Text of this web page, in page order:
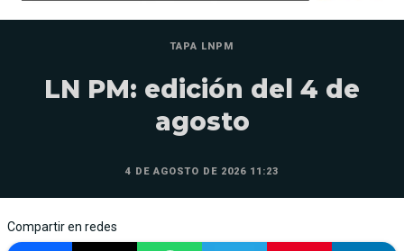
TAPA LNPM
LN PM: edición del 4 de
agosto
4 DE AGOSTO DE 2026 11:23
Compartir en redes